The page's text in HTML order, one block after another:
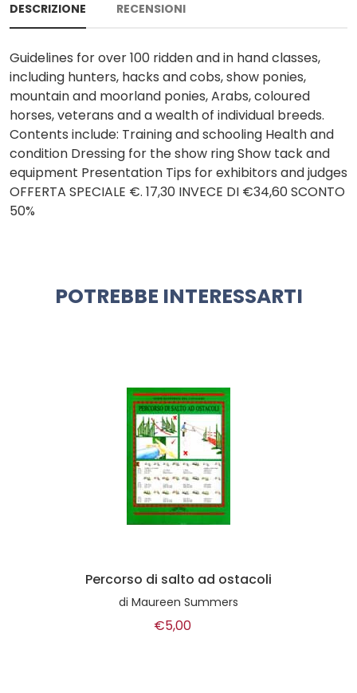
DESCRIZIONE RECENSIONI
Guidelines for over 100 ridden and in hand classes,
including hunters, hacks and cobs, show ponies,
mountain and moorland ponies, Arabs, coloured
horses, veterans and a wealth of individual breeds.
Contents include: Training and schooling Health and
condition Dressing for the show ring Show tack and
equipment Presentation Tips for exhibitors and judges
OFFERTA SPECIALE €. 17,30 INVECE DI €34,60 SCONTO
50%
POTREBBE INTERESSARTI
Percorso di salto ad ostacoli
di Maureen Summers
€5,00